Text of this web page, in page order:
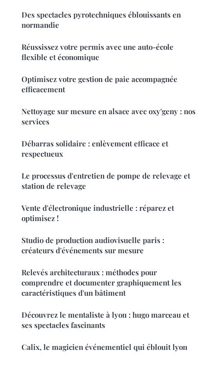
Des spectacles pyrotechniques éblouissants en
normandie
Réussissez votre permis avec une auto-école
flexible et économique
Optimisez votre gestion de paie accompagnée
efficacement
Nettoyage sur mesure en alsace avec oxy'geny : nos
services
Débarras solidaire : enlèvement efficace et
respectueux
Le processus d'entretien de pompe de relevage et
station de relevage
Vente d'électronique industrielle : réparez et
optimisez !
Studio de production audiovisuelle paris :
créateurs d'événements sur mesure
Relevés architecturaux : méthodes pour
comprendre et documenter graphiquement les
caractéristiques d'un bâtiment
Découvrez le mentaliste à lyon : hugo marceau et
ses spectacles fascinants
Calix, le magicien événementiel qui éblouit lyon